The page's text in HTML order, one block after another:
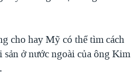
cho hay Mỹ có thể tìm cách
sản ở nước ngoài của ông Kim